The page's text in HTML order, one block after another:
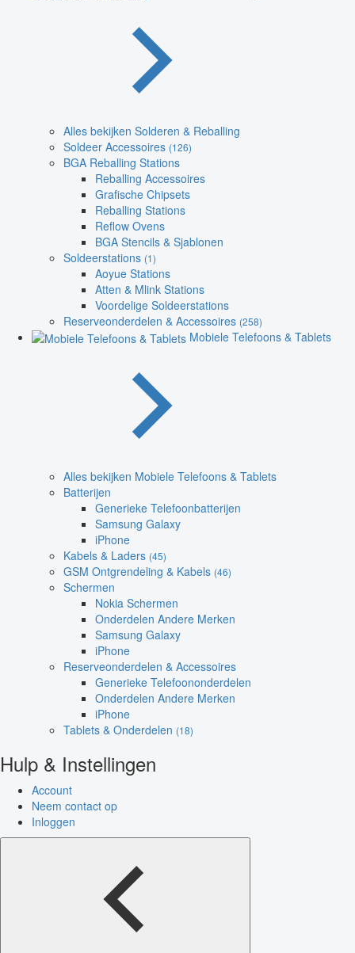
Alles bekijken Solderen & Reballing
Soldeer Accessoires (126)
BGA Reballing Stations
Reballing Accessoires
Grafische Chipsets
Reballing Stations
Reflow Ovens
BGA Stencils & Sjablonen
Soldeerstations (1)
Aoyue Stations
Atten & Mlink Stations
Voordelige Soldeerstations
Reserveonderdelen & Accessoires (258)
Mobiele Telefoons & Tablets
Alles bekijken Mobiele Telefoons & Tablets
Batterijen
Generieke Telefoonbatterijen
Samsung Galaxy
iPhone
Kabels & Laders (45)
GSM Ontgrendeling & Kabels (46)
Schermen
Nokia Schermen
Onderdelen Andere Merken
Samsung Galaxy
iPhone
Reserveonderdelen & Accessoires
Generieke Telefoononderdelen
Onderdelen Andere Merken
iPhone
Tablets & Onderdelen (18)
Hulp & Instellingen
Account
Neem contact op
Inloggen